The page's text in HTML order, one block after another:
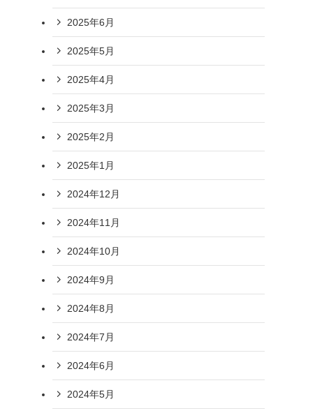
2025年6月
2025年5月
2025年4月
2025年3月
2025年2月
2025年1月
2024年12月
2024年11月
2024年10月
2024年9月
2024年8月
2024年7月
2024年6月
2024年5月